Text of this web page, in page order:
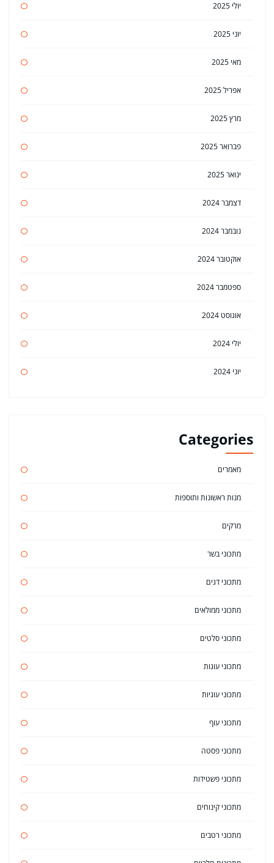
יולי 2025
יוני 2025
מאי 2025
אפריל 2025
מרץ 2025
פברואר 2025
ינואר 2025
דצמבר 2024
נובמבר 2024
אוקטובר 2024
ספטמבר 2024
אוגוסט 2024
יולי 2024
יוני 2024
Categories
מאמרים
מנות ראשונות ותוספות
מרקים
מתכוני בשר
מתכוני דגים
מתכוני ממולאים
מתכוני סלטים
מתכוני עוגות
מתכוני עוגיות
מתכוני עוף
מתכוני פסטה
מתכוני פשטידות
מתכוני קינוחים
מתכוני רטבים